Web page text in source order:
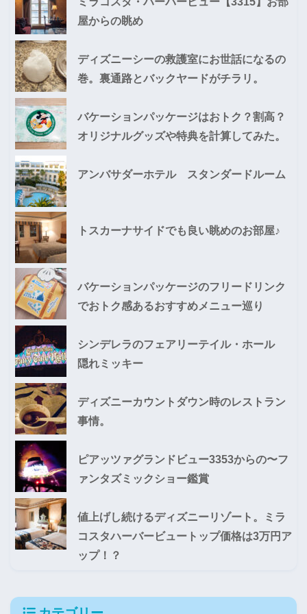
屋からの眺め
ディズニーシーの救護室にお世話になるの
巻。裏通路とバックヤードがチラリ。
バケーションパッケージはおトク？割高？
オリジナルグッズや特典を計算してみた。
アンバサダーホテル スタンダードルーム
トスカーナサイドでも良い眺めのお部屋♪
バケーションパッケージのフリードリンク
でおトク感あるおすすめメニュー巡り
シンデレラのフェアリーテイル・ホール
隠れミッキー
ディズニーカウントダウン時のレストラン
事情。
ピアッツァグランドビュー3353からの〜フ
ァンタズミックショー鑑賞
値上げし続けるディズニーリゾート。ミラ
コスタハーバービュートップ価格は3万円ア
ップ！？